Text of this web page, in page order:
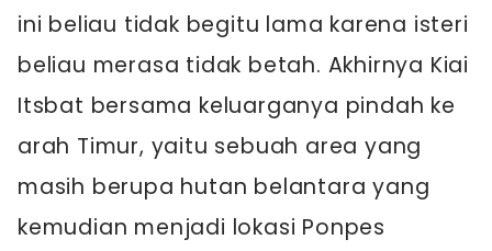
ini beliau tidak begitu lama karena isteri
beliau merasa tidak betah. Akhirnya Kiai
Itsbat bersama keluarganya pindah ke
arah Timur, yaitu sebuah area yang
masih berupa hutan belantara yang
kemudian menjadi lokasi Ponpes